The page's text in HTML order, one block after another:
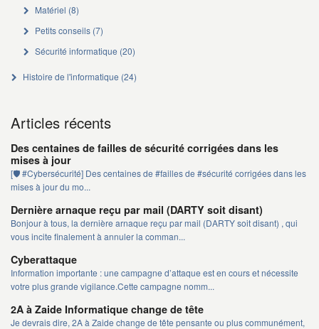
Matériel (8)
Petits conseils(7)
Sécurité informatique (20)
Histoire de l'informatique (24)
Articles récents
Des centaines de failles de sécurité corrigées dans les
mises à jour
[🛡️ #Cybersécurité] Des centaines de #failles de #sécurité corrigées dans les
mises à jour du mo...
Dernière arnaque reçu par mail (DARTY soit disant)
Bonjour à tous, la dernière arnaque reçu par mail (DARTY soit disant) , qui
vous incite finalement à annuler la comman...
Cyberattaque
Information importante : une campagne d’attaque est en cours et nécessite
votre plus grande vigilance.Cette campagne nomm...
2A à Zaide Informatique change de tête
Je devrais dire, 2A à Zaide change de tête pensante ou plus communément,